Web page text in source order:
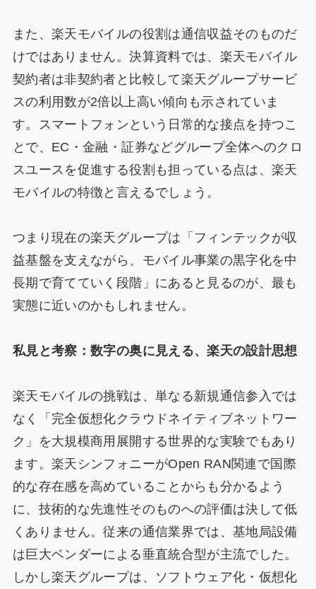
また、楽天モバイルの役割は通信収益そのものだ
けではありません。決算資料では、楽天モバイル
契約者は非契約者と比較して楽天グループサービ
スの利用数が2倍以上高い傾向も示されていま
す。スマートフォンという日常的な接点を持つこ
とで、EC・金融・証券などグループ全体へのクロ
スユースを促進する役割も担っている点は、楽天
モバイルの特徴と言えるでしょう。
つまり現在の楽天グループは「フィンテックが収
益基盤を支えながら、モバイル事業の黒字化を中
長期で育てていく段階」にあると見るのが、最も
実態に近いのかもしれません。
私見と考察：数字の奥に見える、楽天の設計思想
楽天モバイルの挑戦は、単なる新規通信参入では
なく「完全仮想化クラウドネイティブネットワー
ク」を大規模商用展開する世界的な実験でもあり
ます。楽天シンフォニーがOpen RAN関連で国際
的な存在感を高めていることからも分かるよう
に、技術的な先進性そのものへの評価は決して低
くありません。従来の通信業界では、基地局設備
は巨大ベンダーによる垂直統合型が主流でした。
しかし楽天グループは、ソフトウェア化・仮想化